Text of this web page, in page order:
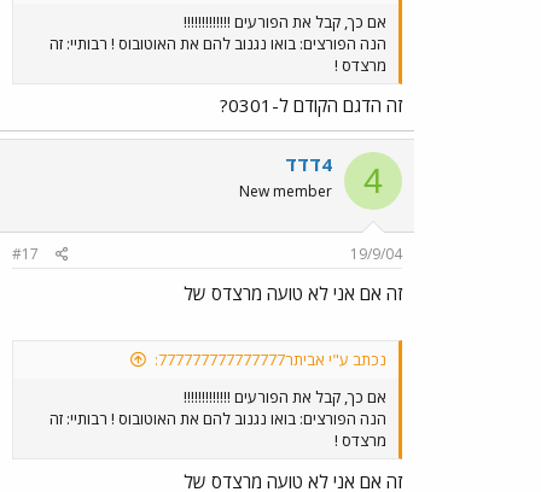
אם כך, קבל את הפורעים !!!!!!!!!!!!!
הנה הפורצים: בואו נגנוב להם את האוטובוס ! רבותיי: זה
מרצדס !
זה הדגם הקודם ל-0301?
4 4דדד
New member
19/9/04
#17
זה אם אני לא טועה מרצדס של
נכתב ע"י אביתר777777777777777:
אם כך, קבל את הפורעים !!!!!!!!!!!!!
הנה הפורצים: בואו נגנוב להם את האוטובוס ! רבותיי: זה
מרצדס !
זה אם אני לא טועה מרצדס של